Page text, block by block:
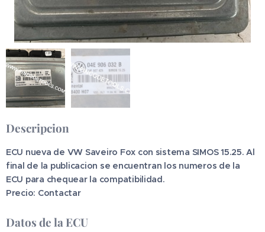
Descripcion
ECU nueva de VW Saveiro Fox con sistema SIMOS 15.25. Al
final de la publicacion se encuentran los numeros de la
ECU para chequear la compatibilidad.
Precio: Contactar
Datos de la ECU